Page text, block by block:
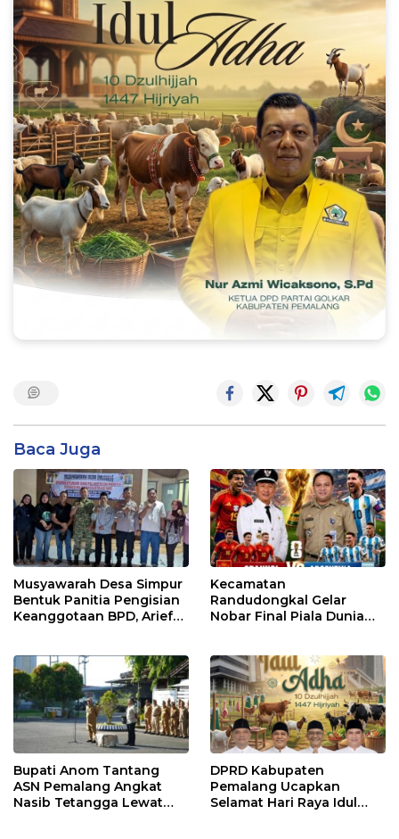
Baca Juga
Musyawarah Desa Simpur
Bentuk Panitia Pengisian
Keanggotaan BPD, Arief
Kecamatan
Randudongkal Gelar
Nobar Final Piala Dunia
Bupati Anom Tantang
ASN Pemalang Angkat
Nasib Tetangga Lewat
DPRD Kabupaten
Pemalang Ucapkan
Selamat Hari Raya Idul